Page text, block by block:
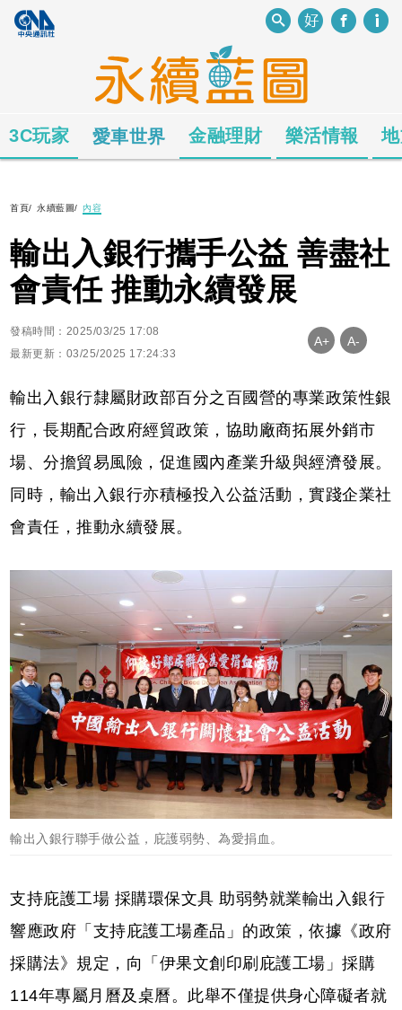
3C玩家 愛車世界 金融理財 樂活情報
首頁/ 永續藍圖/ 內容
輸出入銀行攜手公益 善盡社
會責任 推動永續發展
發稿時間：2025/03/25 17:08
最新更新：03/25/2025 17:24:33
A+ A-
輸出入銀行隸屬財政部百分之百國營的專業政策性銀
行，長期配合政府經貿政策，協助廠商拓展外銷市
場、分擔貿易風險，促進國內產業升級與經濟發展。
同時，輸出入銀行亦積極投入公益活動，實踐企業社
會責任，推動永續發展。
輸出入銀行聯手做公益，庇護弱勢、為愛捐血。
支持庇護工場 採購環保文具 助弱勢就業輸出入銀行
響應政府「支持庇護工場產品」的政策，依據《政府
採購法》規定，向「伊果文創印刷庇護工場」採購
114年專屬月曆及桌曆。此舉不僅提供身心障礙者就